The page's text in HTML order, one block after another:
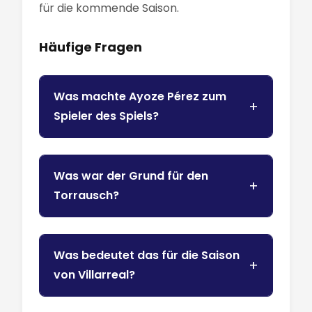
für die kommende Saison.
Häufige Fragen
Was machte Ayoze Pérez zum
Spieler des Spiels?
Was war der Grund für den
Torrausch?
Was bedeutet das für die Saison
von Villarreal?